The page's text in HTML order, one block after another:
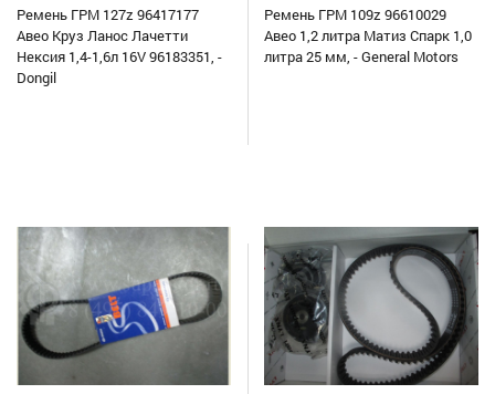
Ремень ГРМ 127z 96417177
Авео Круз Ланос Лачетти
Нексия 1,4-1,6л 16V 96183351, -
Dongil
Ремень ГРМ 109z 96610029
Авео 1,2 литра Матиз Спарк 1,0
литра 25 мм, - General Motors